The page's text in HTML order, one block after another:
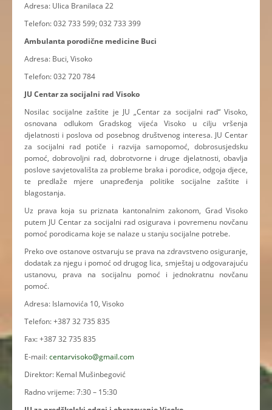
Adresa: Ulica Branilaca 22
Telefon: 032 733 599; 032 733 399
Ambulanta porodične medicine Buci
Adresa: Buci, Visoko
Telefon: 032 720 784
JU Centar za socijalni rad Visoko
Nosilac socijalne zaštite je JU „Centar za socijalni rad“ Visoko,
osnovana odlukom Gradskog vijeća Visoko u cilju vršenja
djelatnosti i poslova od posebnog društvenog interesa. JU Centar
za socijalni rad potiče i razvija samopomoć, dobrosusjedsku
pomoć, dobrovoljni rad, dobrotvorne i druge djelatnosti, obavlja
poslove savjetovališta za probleme braka i porodice, odgoja djece,
te predlaže mjere unapređenja politike socijalne zaštite i
blagostanja.
Uz prava koja su priznata kantonalnim zakonom, Grad Visoko
putem JU Centar za socijalni rad osigurava i povremenu novčanu
pomoć porodicama koje se nalaze u stanju socijalne potrebe.
Preko ove ostanove ostvaruju se prava na zdravstveno osiguranje,
dodatak za njegu i pomoć od drugog lica, smještaj u odgovarajuću
ustanovu, prava na socijalnu pomoć i jednokratnu novčanu
pomoć.
Adresa: Islamovića 10, Visoko
Telefon: +387 32 735 835
Fax: +387 32 735 835
E-mail:centarvisoko@gmail.com
Direktor: Kemal Mušinbegović
Radno vrijeme: 7:30 – 15:30